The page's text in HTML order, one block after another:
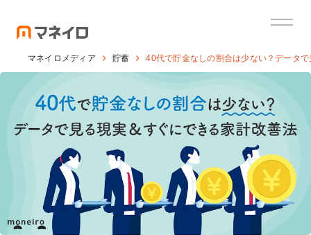
マネイロメディア 貯蓄 40代で貯金なしの割合は少ない？データ